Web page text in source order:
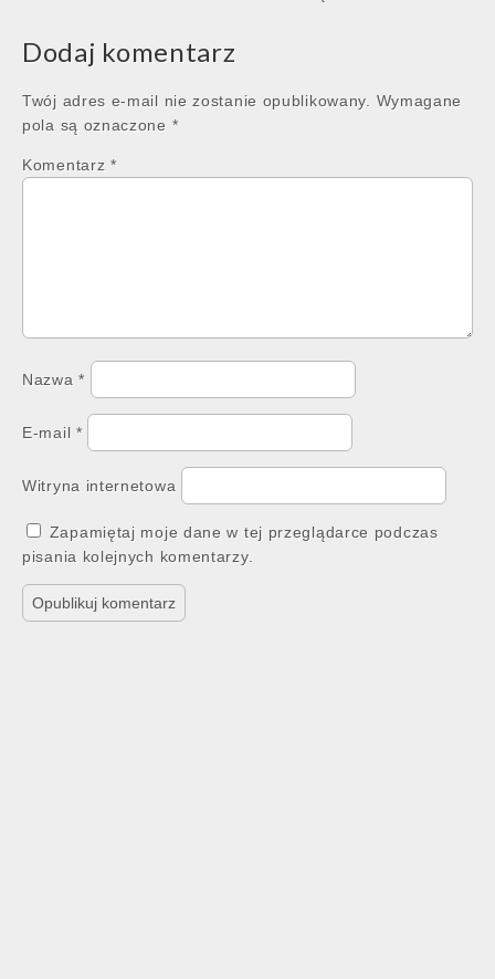
Dodaj komentarz
Twój adres e-mail nie zostanie opublikowany.
Wymagane
pola są oznaczone *
Komentarz *
Nazwa*
E-mail *
Witryna internetowa
Zapamiętaj moje dane w tej przeglądarce podczas
pisania kolejnych komentarzy.